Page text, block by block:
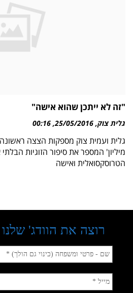
"זה לא ייתכן שהוא אישה"
גלית צוק 25/05/2016
00:16
גלית ועמית צוק מספקות הצצה
מיליון' המספר את סיפור הזוגיות
הטרוסקסואלית ואישה